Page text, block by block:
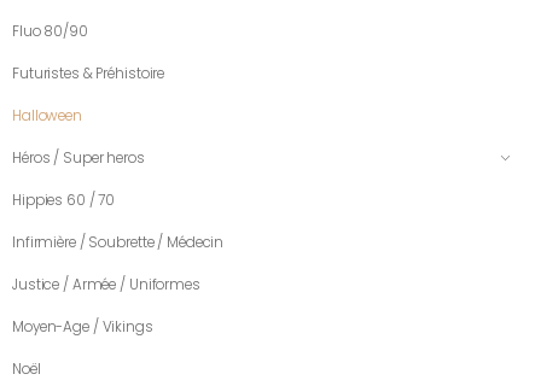
Fluo 80/90
Futuristes & Préhistoire
Halloween
Héros / Super heros
Hippies 60 / 70
Infirmière / Soubrette / Médecin
Justice / Armée / Uniformes
Moyen-Age / Vikings
Noël